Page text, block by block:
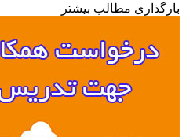
مطالب بیشتر